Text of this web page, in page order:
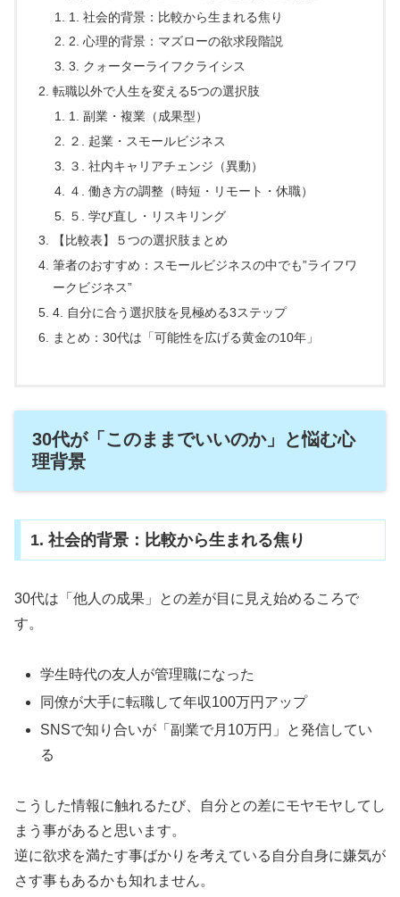
1. 社会的背景：比較から生まれる焦り
2. 心理的背景：マズローの欲求段階説
3. クォーターライフクライシス
転職以外で人生を変える5つの選択肢
1. 副業・複業（成果型）
２. 起業・スモールビジネス
３. 社内キャリアチェンジ（異動）
４. 働き方の調整（時短・リモート・休職）
５. 学び直し・リスキリング
【比較表】５つの選択肢まとめ
筆者のおすすめ：スモールビジネスの中でも”ライフワ
ークビジネス”
4. 自分に合う選択肢を見極める3ステップ
まとめ：30代は「可能性を広げる黄金の10年」
30代が「このままでいいのか」と悩む心
理背景
1. 社会的背景：比較から生まれる焦り
30代は「他人の成果」との差が目に見え始めるころで
す。
学生時代の友人が管理職になった
同僚が大手に転職して年収100万円アップ
SNSで知り合いが「副業で月10万円」と発信してい
る
こうした情報に触れるたび、自分との差にモヤモヤしてし
まう事があると思います。
逆に欲求を満たす事ばかりを考えている自分自身に嫌気が
さす事もあるかも知れません。